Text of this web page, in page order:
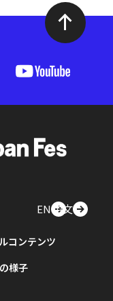
EN中文
コンテンツ
様子